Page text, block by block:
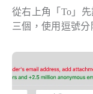
從右上角「To」
三個，使用逗號分